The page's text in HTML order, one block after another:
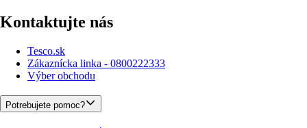
Kontaktujte nás
Tesco.sk
Zákaznícka linka - 0800222333
Výber obchodu
Potrebujete pomoc?